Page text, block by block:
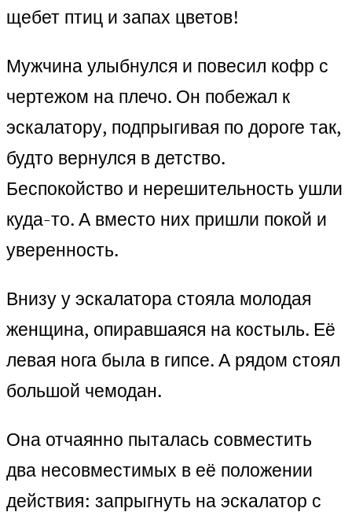
щебет птиц и запах цветов!
Мужчина улыбнулся и повесил кофр с
чертежом на плечо. Он побежал к
эскалатору, подпрыгивая по дороге так,
будто вернулся в детство.
Беспокойство и нерешительность ушли
куда-то. А вместо них пришли покой и
уверенность.
Внизу у эскалатора стояла молодая
женщина, опиравшаяся на костыль. Её
левая нога была в гипсе. А рядом стоял
большой чемодан.
Она отчаянно пыталась совместить
два несовместимых в её положении
действия: запрыгнуть на эскалатор с